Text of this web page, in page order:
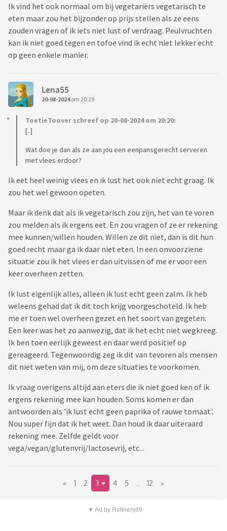
Ik vind het ook normaal om bij vegetariërs vegetarisch te
eten maar zou het bijzonder op prijs stellen als ze eens
zouden vragen of ik iets niet lust of verdraag. Peulvruchten
kan ik niet goed tegen en tofoe vind ik echt niet lekker echt
op geen enkele manier.
Lena55
20-08-2024om 20:29
ToetieToover schreef op 20-08-2024 om 20:20:
[..]
Wat doe je dan als ze aan jou een eenpansgerecht serveren
met vlees erdoor?
Ik eet heel weinig vlees en ik lust het ook niet echt graag. Ik
zou het wel gewoon opeten.
Maar ik denk dat als ik vegetarisch zou zijn, het van te voren
zou melden als ik ergens eet. En zou vragen of ze er rekening
mee kunnen/willen houden. Willen ze dit niet, dan is dit hun
goed recht maar ga ik daar niet eten. In een onvoorziene
situatie zou ik het vlees er dan uitvissen of me er voor een
keer overheen zetten.
Ik lust eigenlijk alles, alleen ik lust echt geen zalm. Ik heb
weleens gehad dat ik dit toch krijg voorgeschoteld. Ik heb
me er toen wel overheen gezet en het soort van gegeten.
Een keer was het zo aanwezig, dat ik het echt niet wegkreeg.
Ik ben toen eerlijk geweest en daar werd positief op
gereageerd. Tegenwoordig zeg ik dit van tevoren als mensen
dit niet weten van mij, om deze situaties te voorkomen.
Ik vraag overigens altijd aan eters die ik niet goed ken of ik
ergens rekening mee kan houden. Soms komen er dan
antwoorden als 'ik lust echt geen paprika of rauwe tomaat'.
Nou super fijn dat ik het weet. Dan houd ik daar uiteraard
rekening mee. Zelfde geldt voor
vega/vegan/glutenvrij/lactosevrij, etc...
« 1 2 3 4 5 12 »
▼ Ad by Refinery89